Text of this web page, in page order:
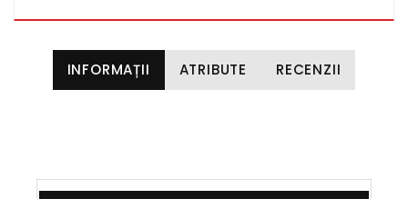
INFORMAȚII ATRIBUTE RECENZII